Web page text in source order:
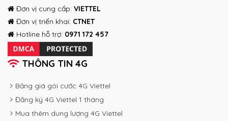
Đơn vị cung cấp: VIETTEL
Đơn vị triển khai: CTNET
Hotline hỗ trợ: 0971 172 457
THÔNG TIN 4G
Bảng giá gói cước 4G Viettel
Đăng ký 4G Viettel 1 tháng
Mua thêm dung lượng 4G Viettel